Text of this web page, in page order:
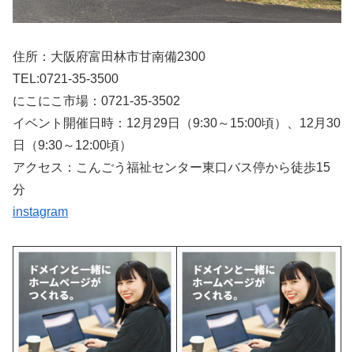
住所：大阪府富田林市甘南備2300
TEL:0721-35-3500
にこにこ市場：0721-35-3502
イベント開催日時：12月29日（9:30～15:00頃）、12月30
日（9:30～12:00頃）
アクセス：こんごう福祉センター東口バス停から徒歩15
分
instagram